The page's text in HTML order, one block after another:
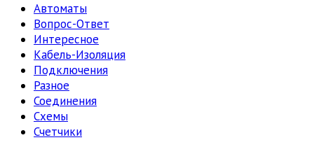
Автоматы
Вопрос-Ответ
Интересное
Кабель-Изоляция
Подключения
Разное
Соединения
Схемы
Счетчики